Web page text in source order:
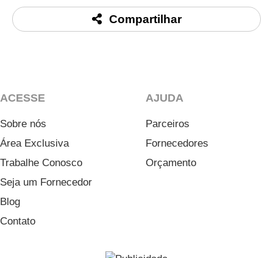
Compartilhar
ACESSE
Sobre nós
Área Exclusiva
Trabalhe Conosco
Seja um Fornecedor
Blog
Contato
AJUDA
Parceiros
Fornecedores
Orçamento